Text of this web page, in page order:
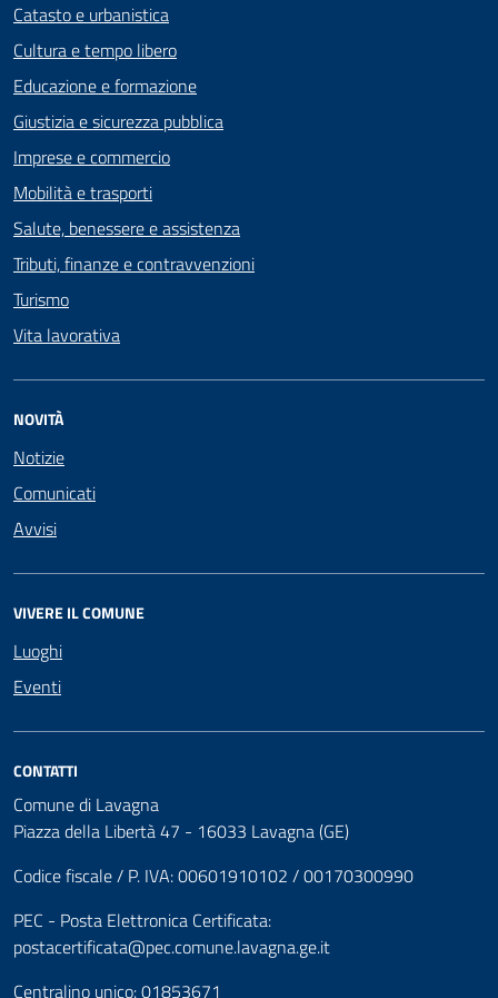
Catasto e urbanistica
Cultura e tempo libero
Educazione e formazione
Giustizia e sicurezza pubblica
Imprese e commercio
Mobilità e trasporti
Salute, benessere e assistenza
Tributi, finanze e contravvenzioni
Turismo
Vita lavorativa
NOVITÀ
Notizie
Comunicati
Avvisi
VIVERE IL COMUNE
Luoghi
Eventi
CONTATTI
Comune di Lavagna
Piazza della Libertà 47 - 16033 Lavagna (GE)
Codice fiscale / P. IVA: 00601910102 / 00170300990
PEC - Posta Elettronica Certificata:
postacertificata@pec.comune.lavagna.ge.it
Centralino unico: 01853671